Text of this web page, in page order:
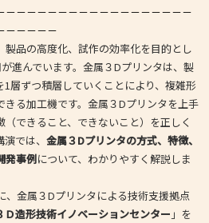
－－－－－－－－－－－－－－－－－
－－－－－
品の高度化、試作の効率化を目的とし
進んでいます。金属３Dプリンタは、製
層ずつ積層していくことにより、複雑形
る加工機です。金属３Dプリンタを上手
できること、できないこと）を正しく
演では、金属３Dプリンタの方式、特徴、
発事例について、わかりやすく解説しま
金属３Dプリンタによる技術支援拠点
Ｄ造形技術イノベーションセンター 」を